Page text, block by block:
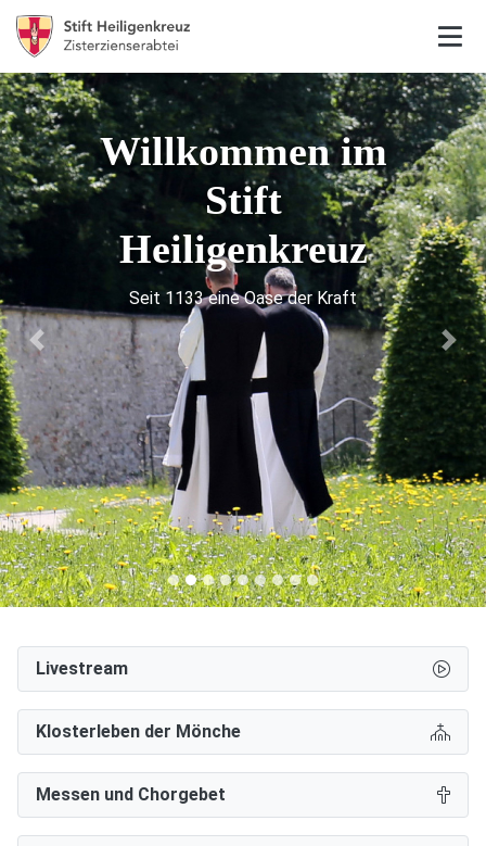
Willkommen im
Stift
Heiligenkreuz
Seit 1133 eine Oase der Kraft
Previous Next
Livestream
Klosterleben der Mönche
Messen und Chorgebet